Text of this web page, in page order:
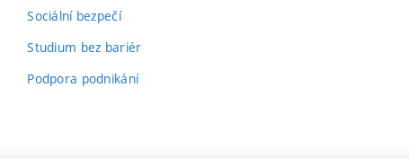
Sociální bezpečí
Studium bez bariér
Podpora podnikání